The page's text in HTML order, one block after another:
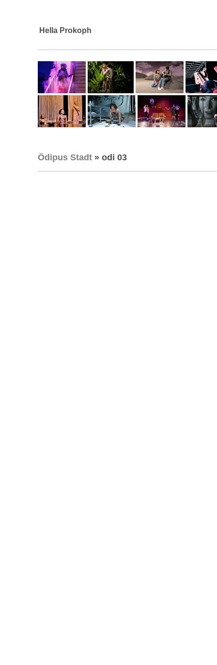
Hella Prokoph
Ödipus Stadt » odi 03